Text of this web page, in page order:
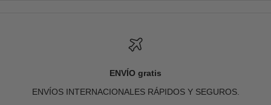
ENVÍO gratis
ENVÍOS INTERNACIONALES RÁPIDOS Y SEGUROS.